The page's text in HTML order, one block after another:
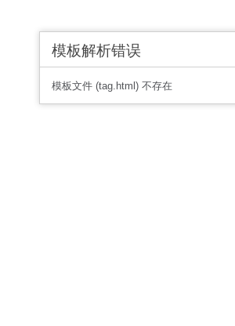
模板解析错误
模板文件 (tag.html) 不存在